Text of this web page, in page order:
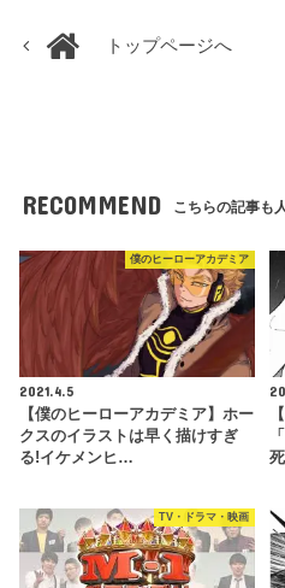
トップページへ
RECOMMEND こちらの記事も
僕のヒーローアカデミア
2021.4.5
【僕のヒーローアカデミア】ホー
クスのイラストは早く描けすぎ
る!イケメンヒ…
TV・ドラマ・映画